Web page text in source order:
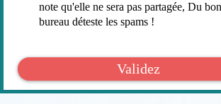
note qu'elle ne sera pas partagée, Du
bureau déteste les spams !
Validez